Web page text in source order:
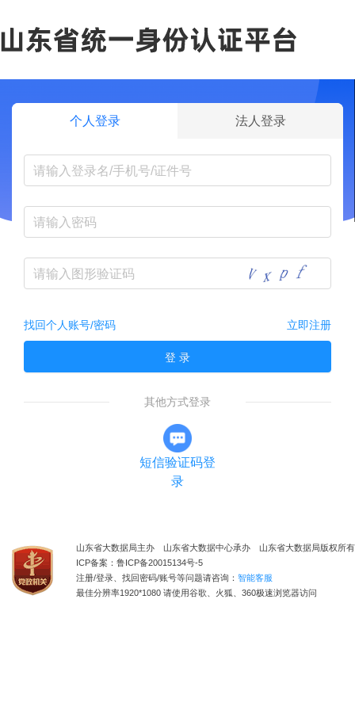
个人登录 法人登录
找回个人账号/密码 立即注册
登 录
其他方式登录
短信验证码登
录
山东省大数据局主办 山东省大数据中心承办 山东省大数据局版权所有
ICP备案：鲁ICP备20015134号-5
注册/登录、找回密码/账号等问题请咨询： 智能客服
最佳分辨率1920*1080 请使用谷歌、火狐、360极速浏览器访问